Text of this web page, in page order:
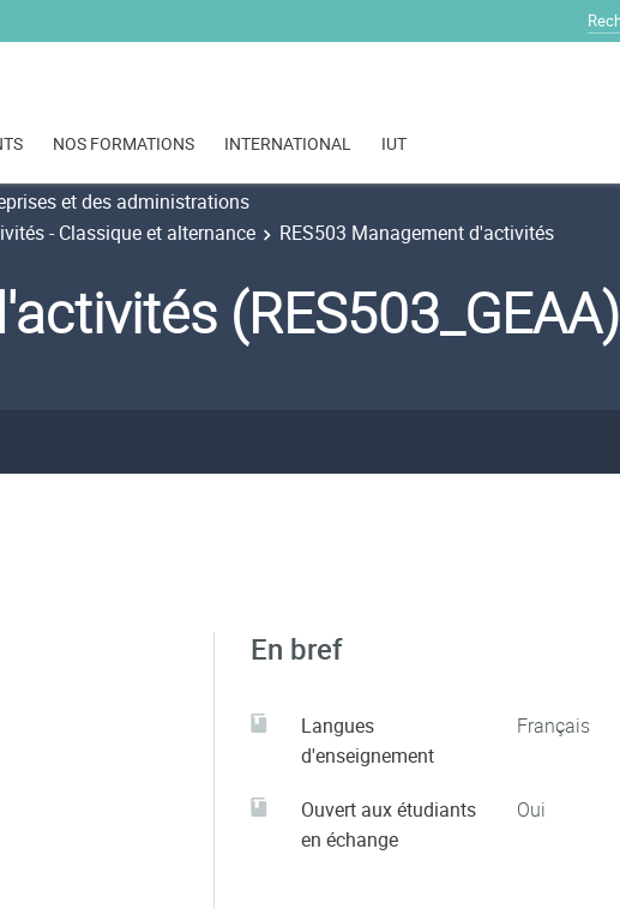
NOS FORMATIONS INTERNATIONAL IUT
et des administrations
- Classique et alternance
RES503 Management d'activités
(RES503_GEAA)
En bref
Langues
d'enseignement
Français
Ouvert aux étudiants
en échange
Oui